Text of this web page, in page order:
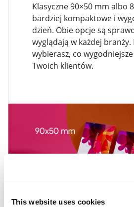
This website uses cookies
Klasyczne 90×50 mm albo
bardziej kompaktowe i
dzień. Obie opcje są
wyglądają w każdej branży.
wybierasz, co
Twoich klientów.